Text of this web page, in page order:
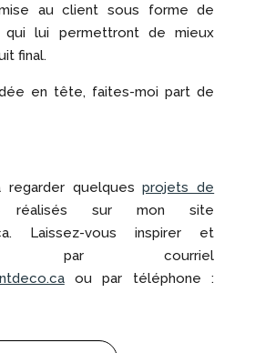
au client sous forme de
qui lui permettront de mieux
final.
en tête, faites-moi part de
regarder quelquesprojets de
sur mon site
Laissez-vous inspirer et
moi par courriel
ou par téléphone :